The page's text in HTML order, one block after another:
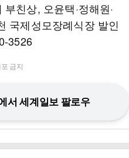
친상, 오윤택·정해원·
국제성모장례식장 발인
3526
금지
서 세계일보 팔로우